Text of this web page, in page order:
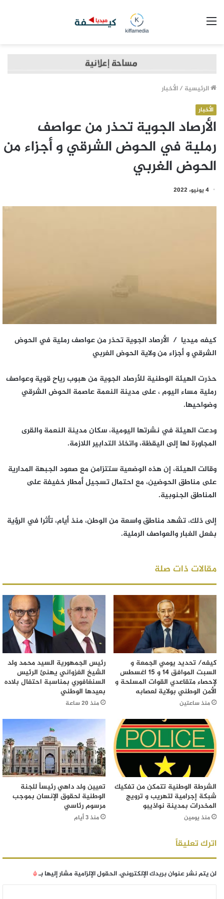
الرئيسية /الأخبار
الأخبار
الأرصاد الجوية تحذر من عواصف
رملية في الحوض الشرقي و أجزاء من
الحوض الغربي
4 يونيو، 2022
كيفه ميديا / الأرصاد الجوية تحذر من عواصف رملية في الحوض
الشرقي و أجزاء من ولاية الحوض الغربي
حذرت الهيئة الوطنية للأرصاد الجوية من هبوب رياح قوية وعواصف
رملية مساء اليوم ، على مدينة النعمة عاصمة الحوض الشرقي
وضواحيها.
ودعت الهيئة في نشرتها اليومية، سكان مدينة النعمة والقرى
المجاورة لها إلى اليقظة، واتخاذ التدابير اللازمة.
وقالت الهيئة، إن هذه الوضعية ستتزامن مع صعود الجبهة المدارية
على مناطق الحوضين، مع احتمال تسجيل أمطار خفيفة على
المناطق الجنوبية.
إلى ذلك، تشهد مناطق واسعة من الوطن، منذ أيام، تأثرا في الرؤية
بفعل الغبار والعواصف الرملية.
مقالات ذات صلة
كيفه/ تحديد يومي الجمعة و
السبت الموافق 14 و 15 اغسطس
لإحصاء متقاعدي القوات المسلحة و
الأمن الوطني بولاية لعصابه
منذ ساعتين
رئيس الجمهورية السيد محمد ولد
الشيخ الغزواني يهنئ الرئيس
السنغافوري بمناسبة احتفال بلاده
بعيدها الوطني
منذ 20 ساعة
الشرطة الوطنية تتمكن من تفكيك
شبكة إجرامية لتهريب و ترويج
المخدرات بمدينة نواذيبو
منذ يومين
تعيين ولد داهي رئيساً للجنة
الوطنية لحقوق الإنسان بموجب
مرسوم رئاسي
منذ 3 أيام
اترك تعليقاً
لن يتم نشر عنوان بريدك الإلكتروني.الحقول الإلزامية مشار إليها بـ*